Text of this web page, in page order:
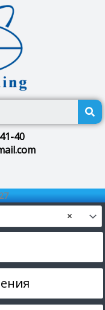
40
×